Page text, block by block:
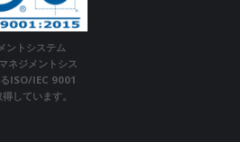
ントシステム
ネジメントシス
ISO/IEC 9001
しています。